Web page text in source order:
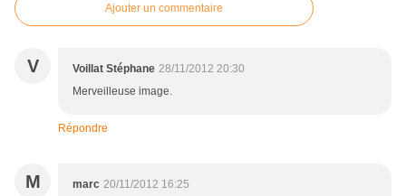
Ajouter un commentaire
V Voillat Stéphane 28/11/2012 20:30
Merveilleuse image.
Répondre
M marc 20/11/2012 16:25